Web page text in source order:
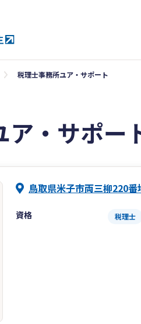
税理士事務所ユア・サポート
・サポー
鳥取県米子市両三柳220番
資格 税理士